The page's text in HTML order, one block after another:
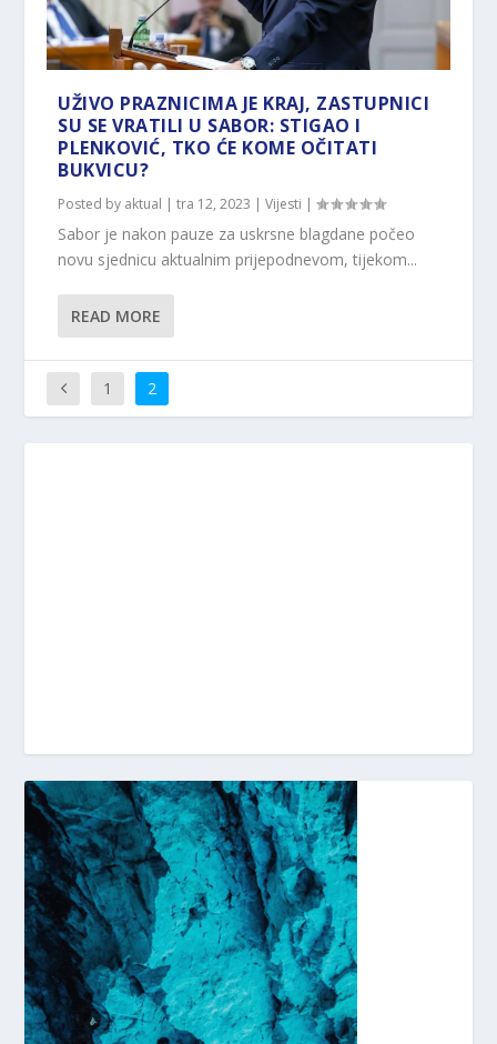
UŽIVO PRAZNICIMA JE KRAJ, ZASTUPNICI
SU SE VRATILI U SABOR: STIGAO I
PLENKOVIĆ, TKO ĆE KOME OČITATI
BUKVICU?
Posted by aktual |tra 12, 2023 |Vijesti |
Sabor je nakon pauze za uskrsne blagdane počeo
novu sjednicu aktualnim prijepodnevom, tijekom...
READ MORE
1 2